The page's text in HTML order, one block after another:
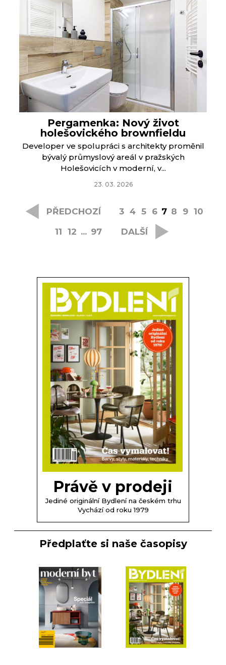
Pergamenka: Nový život
holešovického brownfieldu
Developer ve spolupráci s architekty proměnil
bývalý průmyslový areál v pražských
Holešovicích v moderní, v...
23. 03. 2026
PŘEDCHOZÍ 3 4 5 6 7 8 9 10
11 12 ... 97 DALŠÍ
Právě v prodeji
Jediné originální Bydlení na českém trhu
Vychází od roku 1979
Předplaťte si naše časopisy